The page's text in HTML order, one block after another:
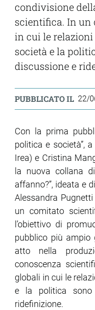
condivisione
scientifica. In un
in cui le
società e la
discussione e
PUBBLICATO IL 22/
Con la prima
politica e società”,
Irea) e Cristina
la nuova collana
affanno?”, ideata e
Alessandra
un comitato
l’obiettivo di
pubblico più
atto nella
conoscenza
globali in cui le
e la politica sono
ridefinizione.